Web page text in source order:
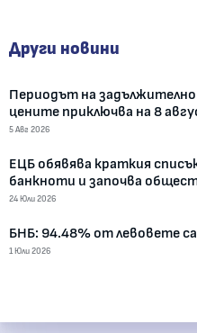
Други новини
Периодът на задължително
цените приключва на 8
5 Авг 2026
ЕЦБ обявява краткия
банкноти и започва
24 Юли 2026
БНБ: 94.48% от левовете
1 Юли 2026